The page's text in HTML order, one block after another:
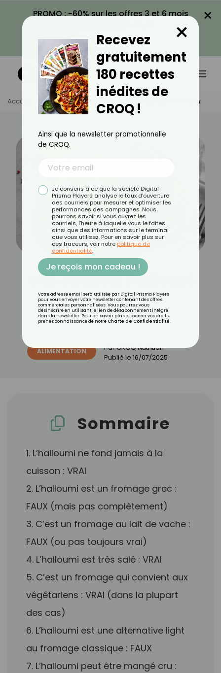
PROMO : -60% sur les offres 3 et 6 mois
VOIR LA PROMO
×
Accueil Actus Alimentation Vrai-Faux Sur L'halloumi
Vrai-Faux sur l'halloumi
Découvrez les 11 menus CROQ
ALIMENTATION ParCROQ Nutrition
Publié le 16/07/2025
Sommaire
1. L’halloumi ne fond jamais à la
cuisson : VRAI
2. L’halloumi est un fromage grec :
FAUX (mais pas complètement)
3. C’est un fromage au lait de vache :
FAUX (ou pas toujours vrai)
4. L’halloumi est très salé : VRAI
5. C’est un fromage qui convient aux
végétariens : VRAI (dans la plupart
des cas)
6. L’halloumi est une alternative light
au fromage classique : FAUX
7. L’halloumi peut être mangé cru :
Recevez
gratuitement
180 recettes
inédites de
CROQ !
×
Ainsi que la newsletter promotionnelle
de CROQ.
Je consens à ce que la société Digital
Prisma Players analyse le taux d'ouverture
des courriels pour mesurer et optimiser les
performances des campagnes. Nous
pourrons savoir si vous ouvrez les
courriels, l'heure à laquelle vous le faites
ainsi que des informations sur le terminal
que vous utilisez. Pour en savoir plus sur
ces traceurs, voir notre politique de
confidentialité.
Je reçois mon cadeau !
Votre adresse email sera utilisée par Digital Prisma Players
pour vous envoyer votre newsletter contenant des offres
commerciales personnalisées. Vous pourrez vous
désinscrire en utilisant le lien de désabonnement intégré
dans la newsletter. Pour en savoir plus et exercer vos droits,
prenez connaissance de notre Charte de Confidentialité.